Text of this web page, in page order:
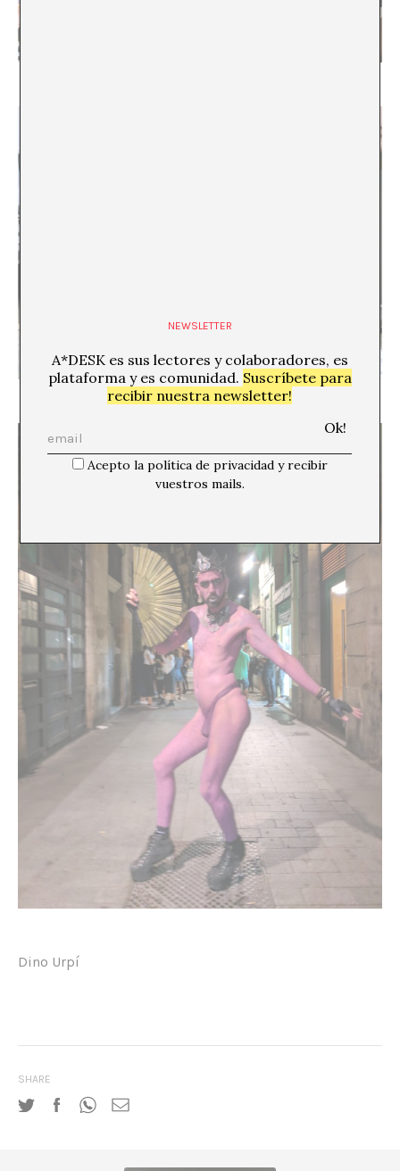
Dino Urpí
SHARE
NEWSLETTER
A*DESK es sus lectores y colaboradores, es
plataforma y es comunidad. Suscríbete para
recibir nuestra newsletter!
Acepto la política de privacidad y recibir
vuestros mails.